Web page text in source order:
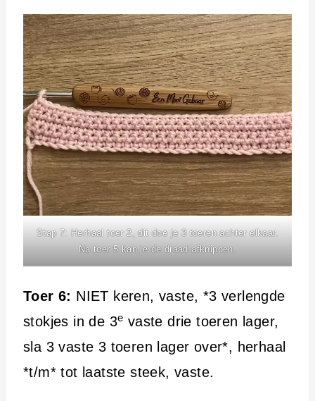
Stap 7: Herhaal toer 2, dit doe je 3 toeren achter elkaar.
Na toer 5 kan je de draad afknippen.
Toer 6: NIET keren, vaste, *3 verlengde
stokjes in de 3e vaste drie toeren lager,
sla 3 vaste 3 toeren lager over*, herhaal
*t/m* tot laatste steek, vaste.